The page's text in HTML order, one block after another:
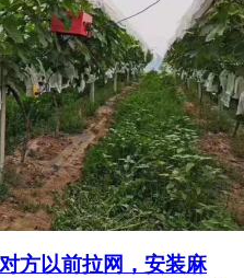
方以前拉网，安装麻